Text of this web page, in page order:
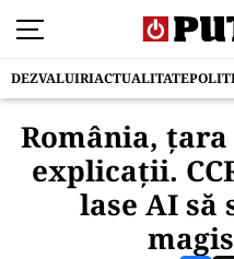
DEZVALUIRIACTUALITATE
România,
explicații.
lase AI să